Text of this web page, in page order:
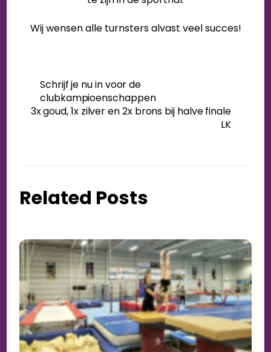
Wij wensen alle turnsters alvast veel succes!
Schrijf je nu in voor de
clubkampioenschappen
3x goud, 1x zilver en 2x brons bij halve finale
LK
Related Posts